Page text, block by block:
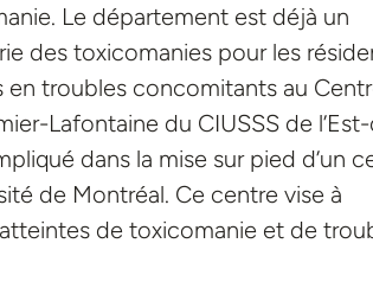
Le département est déjà un
des toxicomanies pour les
en troubles concomitants au
Lafontaine du CIUSSS de
dans la mise sur pied d’un
de Montréal. Ce centre vise à
de toxicomanie et de